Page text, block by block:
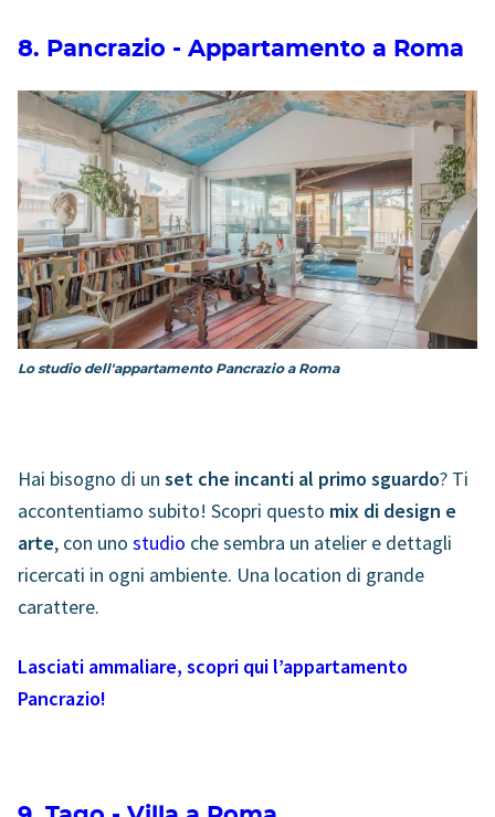
8. Pancrazio - Appartamento a Roma
Lo studio dell'appartamento Pancrazio a Roma
Hai bisogno di un set che incanti al primo sguardo? Ti
accontentiamo subito! Scopri questo mix di design e
arte, con uno studio che sembra un atelier e dettagli
ricercati in ogni ambiente. Una location di grande
carattere.
Lasciati ammaliare, scopri qui l’appartamento
Pancrazio!